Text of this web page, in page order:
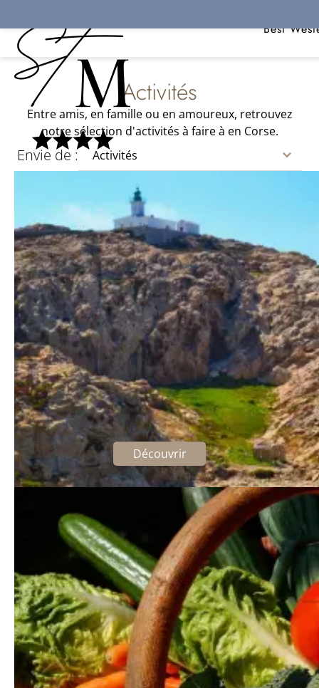
Best
Activités
Entre amis, en famille ou en amoureux, retrouvez
notre sélection d'activités à faire à en Corse.
Envie de :
Les activités nautiques à l’Île
Rousse
Découvrez les richesses de la Méditerranée
Découvrir